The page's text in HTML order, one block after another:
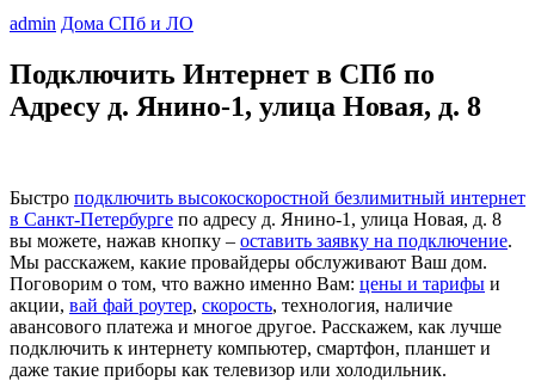
admin Дома СПб и ЛО
Подключить Интернет в СПб по
Адресу д. Янино-1, улица Новая, д. 8
Быстро подключить высокоскоростной безлимитный интернет
в Санкт-Петербурге по адресу д. Янино-1, улица Новая, д. 8
вы можете, нажав кнопку – оставить заявку на подключение.
Мы расскажем, какие провайдеры обслуживают Ваш дом.
Поговорим о том, что важно именно Вам: цены и тарифы и
акции, вай фай роутер, скорость, технология, наличие
авансового платежа и многое другое. Расскажем, как лучше
подключить к интернету компьютер, смартфон, планшет и
даже такие приборы как телевизор или холодильник.